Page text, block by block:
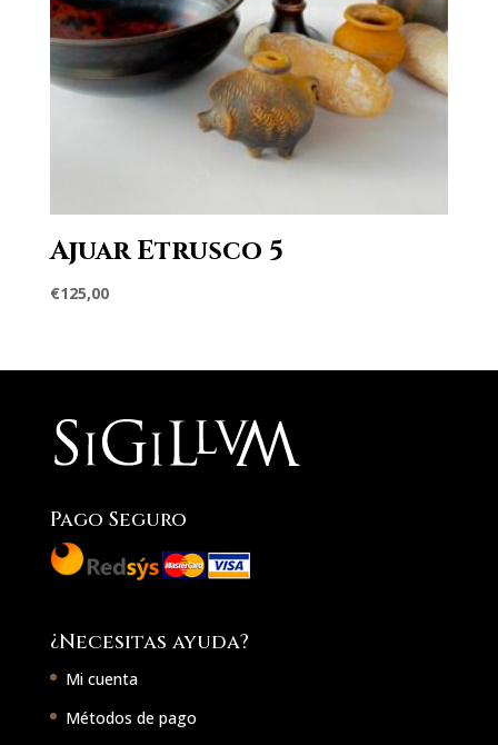
Ajuar Etrusco 5
€125,00
Pago Seguro
¿Necesitas ayuda?
Mi cuenta
Métodos de pago